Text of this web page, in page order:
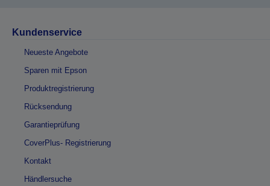
Kundenservice
Neueste Angebote
Sparen mit Epson
Produktregistrierung
Rücksendung
Garantieprüfung
CoverPlus- Registrierung
Kontakt
Händlersuche